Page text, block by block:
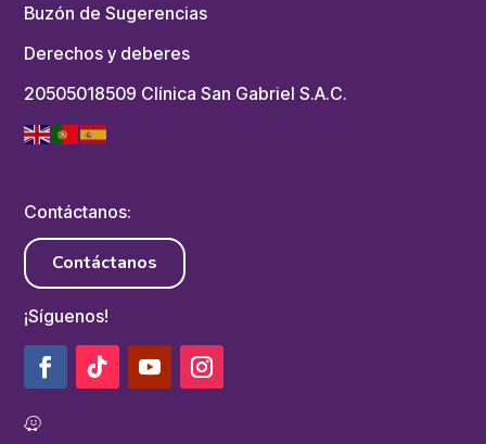
Buzón de Sugerencias
Derechos y deberes
20505018509 Clínica San Gabriel S.A.C.
Contáctanos:
Contáctanos
¡Síguenos!